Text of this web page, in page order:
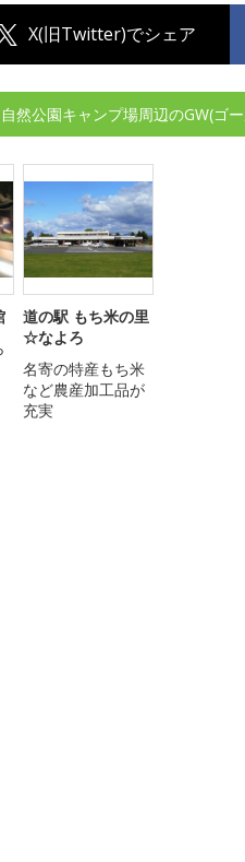
X(旧Twitter)でシェア
然公園キャンプ場周辺のGW(ゴ
道の駅 もち米の里
☆なよろ
名寄の特産もち米
など農産加工品が
充実